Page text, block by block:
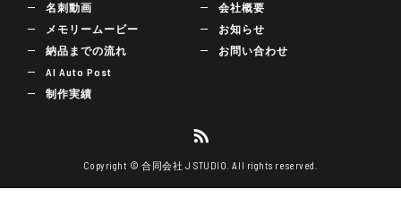
名刺動画
メモリームービー
納品までの流れ
AI Auto Post
制作実績
会社概要
お知らせ
お問い合わせ
Copyright © 合同会社 J STUDIO. All rights reserved.